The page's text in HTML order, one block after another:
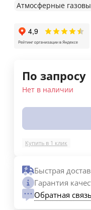
Атмосферные
По запросу
Нет в наличии
Купить в 1 клик
Быстрая
Гарантия
Обратная связь